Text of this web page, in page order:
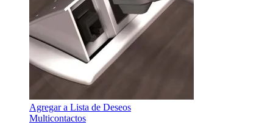
Agregar a Lista de Deseos
Multicontactos